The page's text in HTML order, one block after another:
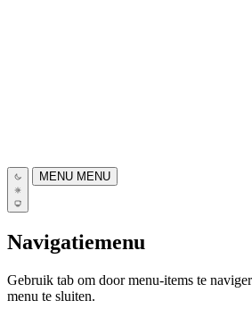
MENU MENU
Navigatiemenu
Gebruik tab om door menu-items te
menu te sluiten.